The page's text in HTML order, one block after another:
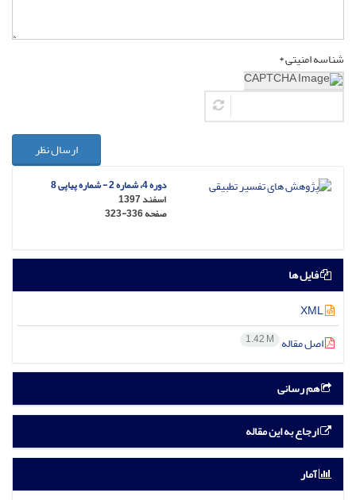
شناسه امنیتی *
ارسال نظر
دوره 4، شماره 2 - شماره پیاپی 8
اسفند 1397
صفحه323-336
فایل ها
اصل مقاله 1.42 M
هم رسانی
ارجاع به این مقاله
آمار